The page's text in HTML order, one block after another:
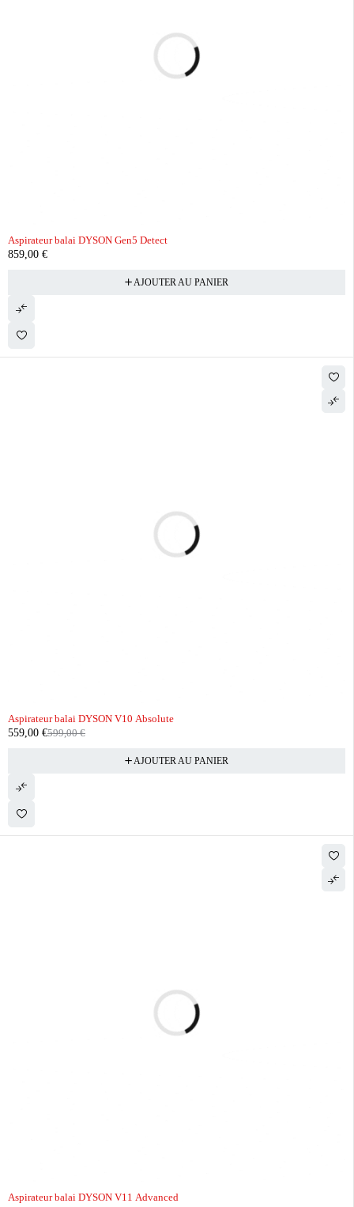
Aspirateur balai DYSON Gen5 Detect
859,00 €
AJOUTER AU PANIER
Aspirateur balai DYSON V10 Absolute
599,00€
559,00 €
AJOUTER AU PANIER
Aspirateur balai DYSON V11 Advanced